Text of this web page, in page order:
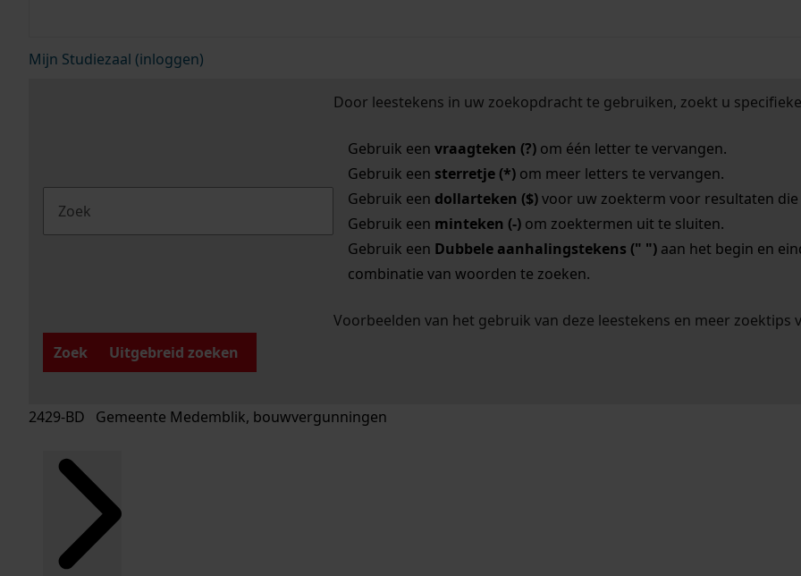
Mijn Studiezaal (inloggen)
Door leestekens in uw zoekopdracht te gebruiken, zoekt u
Gebruik een vraagteken (?)om één letter te vervangen.
Gebruik een sterretje (*)om meer letters te vervangen.
Gebruik een dollarteken ($)voor uw zoekterm voor resultaten die
Gebruik een minteken (-)om zoektermen uit te sluiten.
Gebruik een Dubbele aanhalingstekens (" ")aan het begin en
combinatie van woorden te zoeken.
Voorbeelden van het gebruik van deze leestekens en meer zoektips
Zoek
Uitgebreid zoeken
2429-BD Gemeente Medemblik, bouwvergunningen